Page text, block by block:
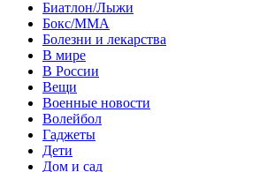
Биатлон/Лыжи
Бокс/MMA
Болезни и лекарства
В мире
В России
Вещи
Военные новости
Волейбол
Гаджеты
Дети
Дом и сад